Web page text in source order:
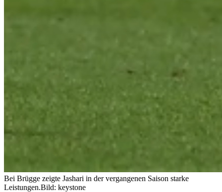
Bei Brügge zeigte Jashari in der vergangenen Saison starke
Leistungen.Bild: keystone